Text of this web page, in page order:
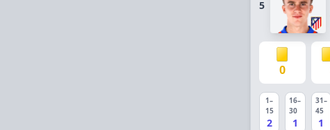
5
0
1–
15
2
16–
30
1
31–
45
1